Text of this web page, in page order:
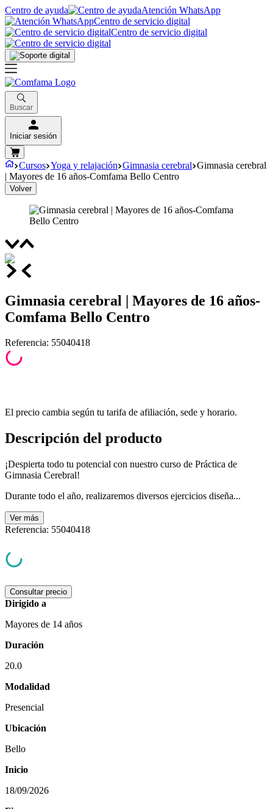
Centro de ayuda
Atención WhatsApp
Centro de servicio digital
Centro de servicio digital
Buscar
Iniciar sesión
Cursos Yoga y relajación Gimnasia cerebral Gimnasia cerebral
| Mayores de 16 años-Comfama Bello Centro
Volver
Gimnasia cerebral | Mayores de 16 años-
Comfama Bello Centro
Referencia: 55040418
El precio cambia según tu tarifa de afiliación, sede y horario.
Descripción del producto
¡Despierta todo tu potencial con nuestro curso de Práctica de
Gimnasia Cerebral!
Durante todo el año, realizaremos diversos ejercicios diseña...
Ver más
Referencia: 55040418
Consultar precio
Dirigido a
Mayores de 14 años
Duración
20.0
Modalidad
Presencial
Ubicación
Bello
Inicio
18/09/2026